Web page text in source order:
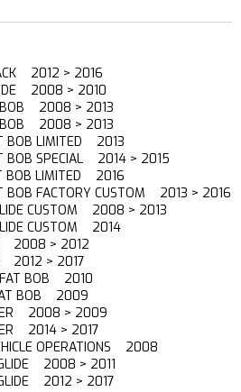
2012 > 2016
2008 > 2010
BOB 2008 > 2013
BOB 2008 > 2013
BOB LIMITED 2013
BOB SPECIAL 2014 > 2015
BOB LIMITED 2016
BOB FACTORY CUSTOM 2013 > 2016
CUSTOM 2008 > 2013
CUSTOM 2014
2008 > 2012
2012 > 2017
FAT BOB 2010
BOB 2009
2008 > 2009
2014 > 2017
OPERATIONS 2008
2008 > 2011
2012 > 2017